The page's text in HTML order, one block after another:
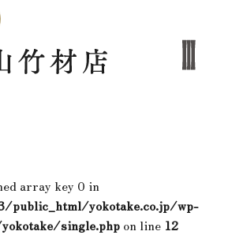
array key 0 in
public_html/yokotake.co.jp/wp-
single.phpon line 12